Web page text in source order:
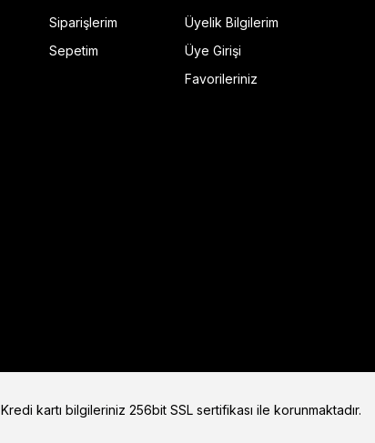
Siparişlerim
Sepetim
Üyelik Bilgilerim
Üye Girişi
Favorileriniz
Kredi kartı bilgileriniz 256bit SSL sertifikası ile korunmaktadır.